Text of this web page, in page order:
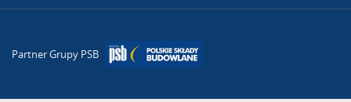
Partner Grupy PSB